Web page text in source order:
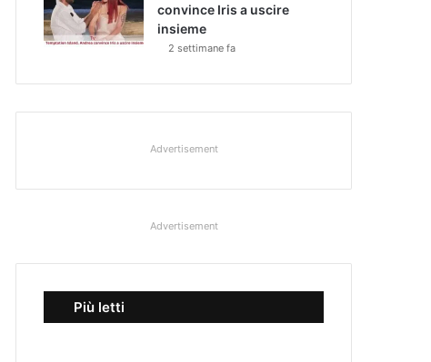
convince Iris a uscire
insieme
2 settimane fa
Advertisement
Advertisement
Più letti